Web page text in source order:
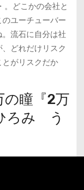
どこかの会社と
ユーチューバー
流石に自分は社
どれだけリスク
がリスクだか
の瞳『2万
ろみ う